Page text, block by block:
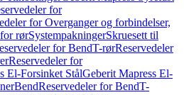
for
for Overganger og forbindelser,
rørSystempakningerSkruesett til
for BendT-rørReservedeler
Reservedeler for
El-Forsinket StålGeberit Mapress El-
BendReservedeler for BendT-